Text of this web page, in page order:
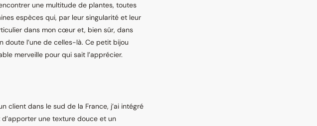
une multitude de plantes, toutes
espèces qui, par leur singularité et leur
dans mon cœur et, bien sûr, dans
doute l’une de celles-là. Ce petit bijou
merveille pour qui sait l’apprécier.
client dans le sud de la France, j’ai intégré
une texture douce et un